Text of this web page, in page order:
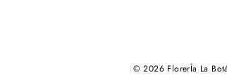
© 2026 FlorerÍa La